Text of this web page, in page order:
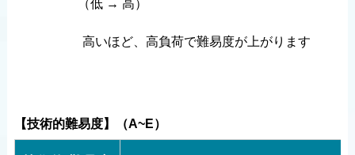
（低 → 高）
高いほど、高負荷で難易度が上がります
【技術的難易度】（A~E）